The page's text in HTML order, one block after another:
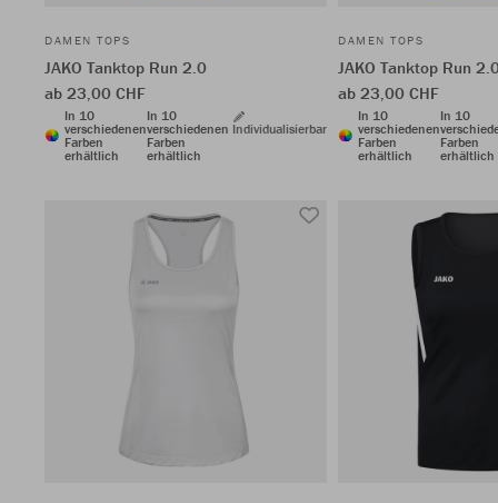
DAMEN TOPS
JAKO Tanktop Run 2.0
ab 23,00 CHF
In 10
verschiedenen
Farben
erhältlich
In 10
verschiedenen
Farben
erhältlich
Individualisierbar
DAMEN TOPS
JAKO Tanktop Run
ab 23,00 CHF
In 10
verschiedenen
Farben
erhältlich
In 10
Farben
erhältlich